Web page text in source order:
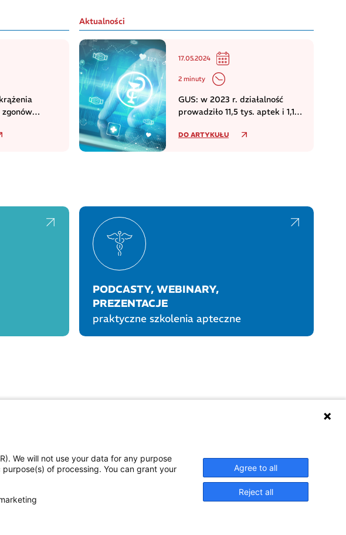
Aktualności
17.05.2024
2 minuty
GUS: w 2023 r. działalność
prowadziło 11,5 tys. aptek i 1,1
DO ARTYKUŁU
PODCASTY, WEBINARY,
PREZENTACJE
praktyczne szkolenia apteczne
We will not use your data for any purpose
of processing. You can grant your
Agree to all
Reject all